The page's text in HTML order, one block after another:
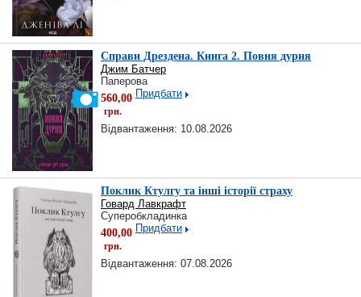
Справи Дрездена. Книга 2. Повня дурня
Джим Батчер
Паперова
560,00
грн.
Придбати
Відвантаження: 10.08.2026
Поклик Ктулгу та інші історії страху
Говард Лавкрафт
Суперобкладинка
400,00
грн.
Придбати
Відвантаження: 07.08.2026